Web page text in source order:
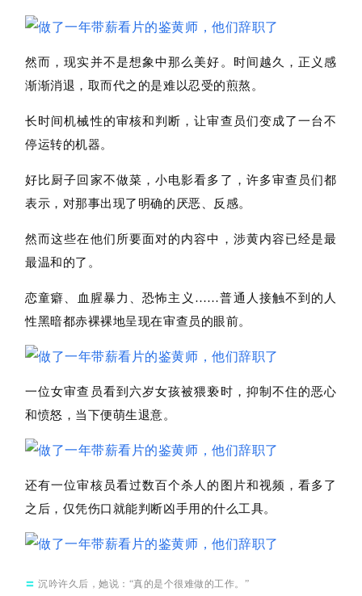
然而，现实并不是想象中那么美好。时间越久，正义感
渐渐消退，取而代之的是难以忍受的煎熬。
长时间机械性的审核和判断，让审查员们变成了一台不
停运转的机器。
好比厨子回家不做菜，小电影看多了，许多审查员们都
表示，对那事出现了明确的厌恶、反感。
然而这些在他们所要面对的内容中，涉黄内容已经是最
最温和的了。
恋童癖、血腥暴力、恐怖主义……普通人接触不到的人
性黑暗都赤裸裸地呈现在审查员的眼前。
一位女审查员看到六岁女孩被猥亵时，抑制不住的恶心
和愤怒，当下便萌生退意。
还有一位审核员看过数百个杀人的图片和视频，看多了
之后，仅凭伤口就能判断凶手用的什么工具。
〓 沉吟许久后，她说：“真的是个很难做的工作。”